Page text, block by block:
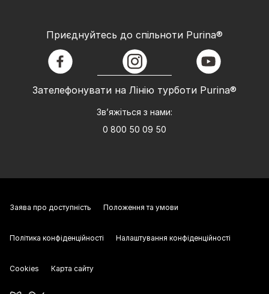
Зателефонувати на Лінію турботи Purina®
Зв’яжіться з нами:
0 800 50 09 50
Приєднуйтесь до спільноти Purina®
facebook instagram youtube
Заява про доступність Положення та умови
Політика конфіденційності Налаштування конфіденційності
Cookies Карта сайту